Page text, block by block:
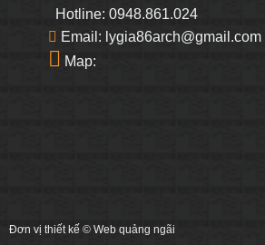
Hotline: 0948.861.024
Email: lygia86arch@gmail.com
Map:
Đơn vị thiết kế © Web quảng ngãi